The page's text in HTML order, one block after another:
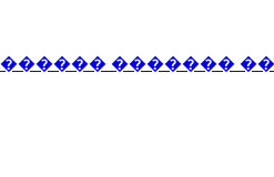
������ �������